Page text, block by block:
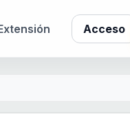
Acceso